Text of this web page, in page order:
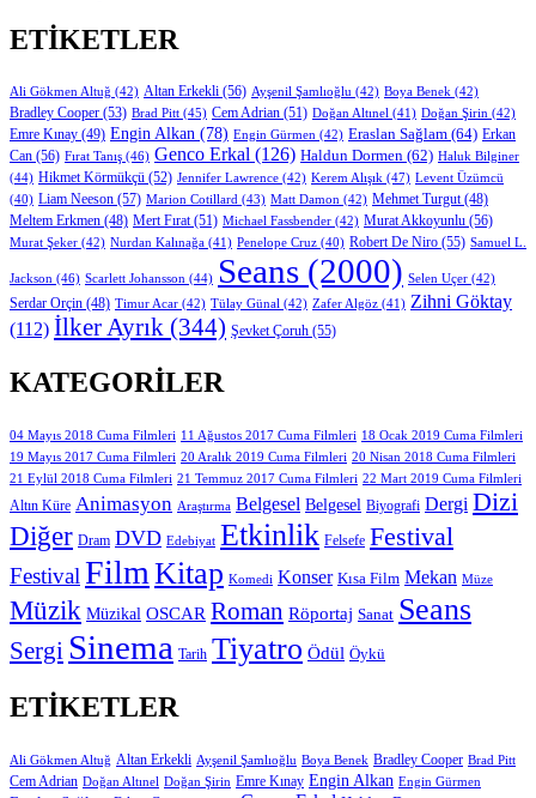
ETIKETLER
Ali Gökmen Altuğ (42) Altan Erkekli (56) Ayşenil Şamlıoğlu (42) Boya Benek (42)
Bradley Cooper (53) Brad Pitt (45) Cem Adrian (51) Doğan Altınel (41) Doğan Şirin (42)
Emre Kınay (49) Engin Alkan (78) Engin Gürmen (42) Eraslan Sağlam (64) Erkan
Can (56) Fırat Tanış (46) Genco Erkal (126) Haldun Dormen (62) Haluk Bilginer
(44) Hikmet Körmükçü (52) Jennifer Lawrence (42) Kerem Alışık (47) Levent Üzümcü
(40) Liam Neeson (57) Marion Cotillard (43) Matt Damon (42) Mehmet Turgut(48)
Meltem Erkmen (48) Mert Fırat(51) Michael Fassbender (42) Murat Akkoyunlu (56)
Murat Şeker (42) Nurdan Kalınağa (41) Penelope Cruz (40) Robert De Niro (55) Samuel L.
Jackson (46) Scarlett Johansson (44) Seans (2000) Selen Uçer (42)
Serdar Orçin (48) Timur Acar (42) Tülay Günal (42) Zafer Algöz (41) Zihni Göktay
(112) İlker Ayrık (344) Şevket Çoruh (55)
KATEGORILER
04 Mayıs 2018 Cuma Filmleri 11 Ağustos 2017 Cuma Filmleri 18 Ocak 2019 Cuma Filmleri
19 Mayıs 2017 Cuma Filmleri 20 Aralık 2019 Cuma Filmleri 20 Nisan 2018 Cuma Filmleri
21 Eylül 2018 Cuma Filmleri 21 Temmuz 2017 Cuma Filmleri 22 Mart 2019 Cuma Filmleri
Altın Küre Animasyon Araştırma Belgesel Belgesel Biyografi Dergi Dizi
Diğer Dram DVD Edebiyat Etkinlik Felsefe Festival
FestivalFilmKitap Komedi Konser Kısa Film Mekan Müze
Müzik Müzikal OSCAR Roman Röportaj Sanat Seans
Sergi Sinema Tarih Tiyatro Ödül Öykü
ETIKETLER
Ali Gökmen Altuğ Altan Erkekli Ayşenil Şamlıoğlu Boya Benek Bradley Cooper Brad Pitt
Cem Adrian Doğan Altınel Doğan Şirin Emre Kınay Engin Alkan Engin Gürmen